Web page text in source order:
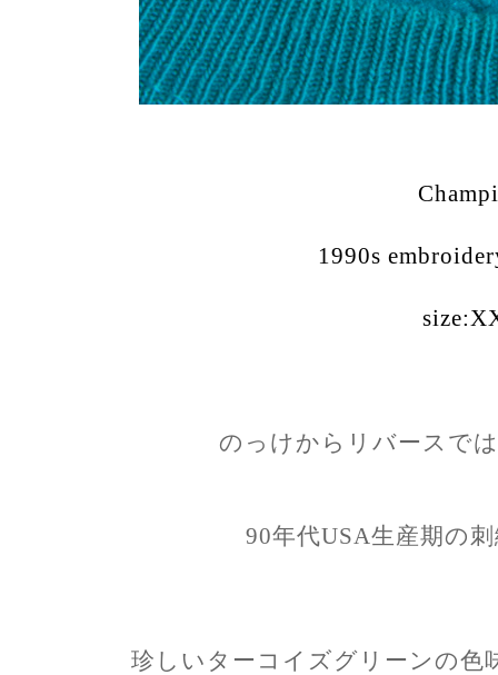
1990s
のっけからリバースで
90年代USA生産期の
珍しいターコイズグリーンの